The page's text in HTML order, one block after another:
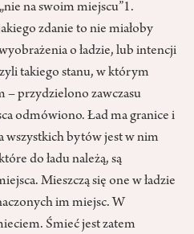
na swoim miejscu”1.
zdanie to nie miałoby
o ładzie, lub intencji
takiego stanu, w którym
– przydzielono zawczasu
odmówiono. Ład ma granice i
wszystkich bytów jest w nim
do ładu należą, są
Mieszczą się one w ładzie
im miejsc. W
Śmieć jest zatem